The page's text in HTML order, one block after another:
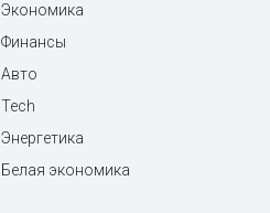
Экономика
Финансы
Авто
Tech
Энергетика
Белая экономика